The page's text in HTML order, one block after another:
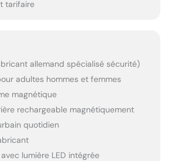
tarifaire
allemand spécialisé sécurité)
adultes hommes et femmes
magnétique
rechargeable magnétiquement
quotidien
lumière LED intégrée